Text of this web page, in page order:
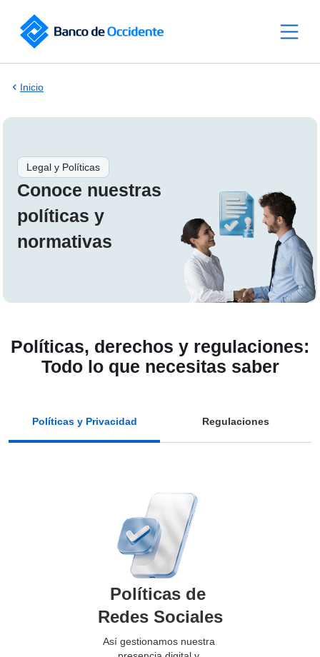
Saltar al contenido principal
Inicio
Legal y Políticas
Conoce nuestras
políticas y
normativas
Políticas, derechos y regulaciones:
Todo lo que necesitas saber
Políticas y Privacidad Regulaciones
Políticas de
Redes Sociales
Así gestionamos nuestra